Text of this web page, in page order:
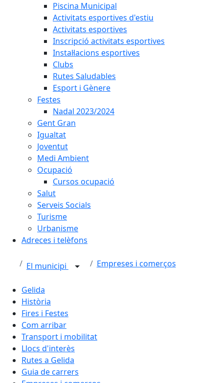
Piscina Municipal
Activitats esportives d'estiu
Activitats esportives
Inscripció activitats esportives
Instal·lacions esportives
Clubs
Rutes Saludables
Esport i Gènere
Festes
Nadal 2023/2024
Gent Gran
Igualtat
Joventut
Medi Ambient
Ocupació
Cursos ocupació
Salut
Serveis Socials
Turisme
Urbanisme
Adreces i telèfons
El municipi Empreses i comerços
Gelida
Història
Fires i Festes
Com arribar
Transport i mobilitat
Llocs d'interès
Rutes a Gelida
Guia de carrers